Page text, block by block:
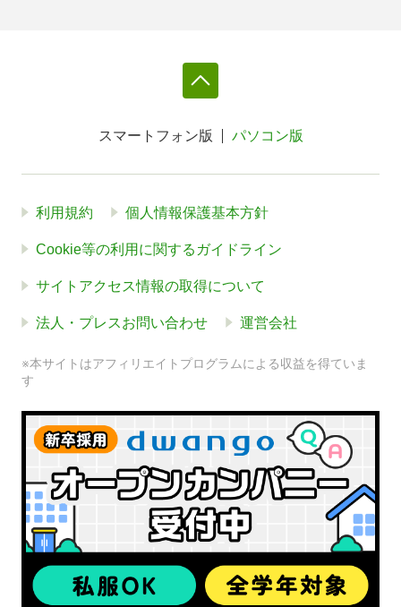
スマートフォン版 パソコン版
利用規約 個人情報保護基本方針
Cookie等の利用に関するガイドライン
サイトアクセス情報の取得について
法人・プレスお問い合わせ 運営会社
※本サイトはアフィリエイトプログラムによる収益を得ていま
す